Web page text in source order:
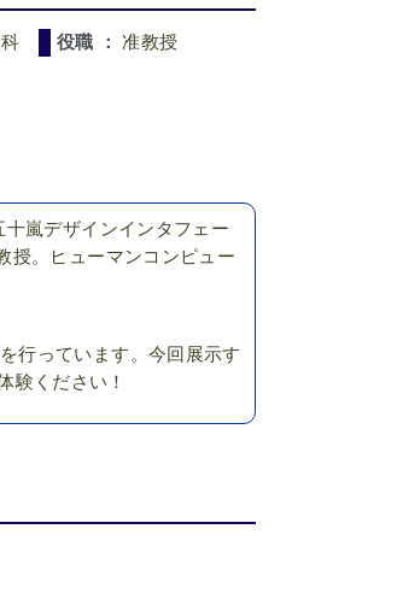
役職 ：准教授
嵐デザインインタフェー
授。ヒューマンコンピュー
行っています。今回展示す
験ください！